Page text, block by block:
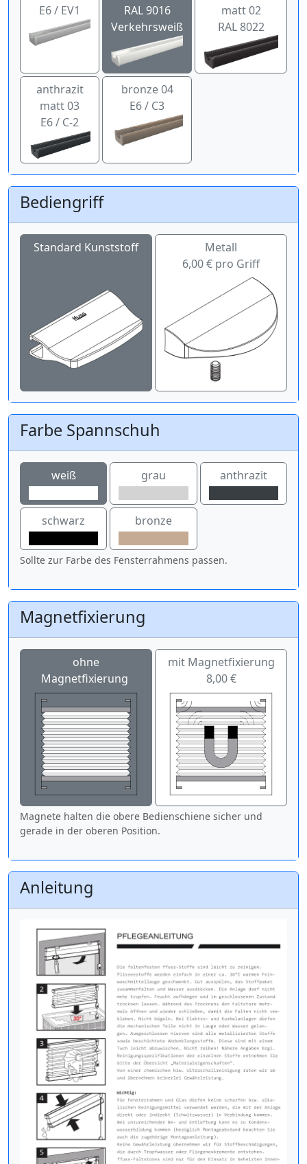
E6 / EV1
RAL 9016
Verkehrsweiß
matt 02
RAL 8022
anthrazit
matt 03
E6 / C-2
bronze 04
E6 / C3
Bediengriff
Standard Kunststoff
Metall
6,00 € pro Griff
Farbe Spannschuh
weiß grau anthrazit
schwarz bronze
Sollte zur Farbe des Fensterrahmens passen.
Magnetfixierung
ohne
Magnetfixierung
mit Magnetfixierung
8,00 €
Magnete halten die obere Bedienschiene sicher und
gerade in der oberen Position.
Anleitung